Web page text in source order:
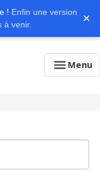
! Enfin une version
à venir.
×
Menu